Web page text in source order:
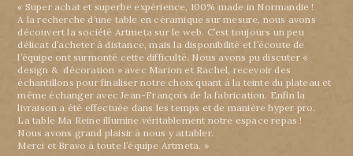
« Super achat et superbe expérience, 100% made in Normandie !
A la recherche d’une table en céramique sur mesure, nous avons
découvert la société Artmeta sur le web. C’est toujours un peu
délicat d’acheter à distance, mais la disponibilité et l’écoute de
l’équipe ont surmonté cette difficulté. Nous avons pu discuter «
design & décoration » avec Marion et Rachel, recevoir des
échantillons pour finaliser notre choix quant à la teinte du plateau et
même échanger avec Jean-François de la fabrication. Enfin la
livraison a été effectuée dans les temps et de manière hyper pro.
La table Ma Reine illumine véritablement notre espace repas !
Nous avons grand plaisir à nous y attabler.
Merci et Bravo à toute l’équipe Artmeta. »